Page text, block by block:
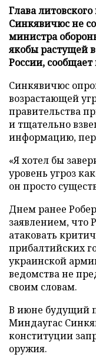
Глава
Синкявичюс не
министра
якобы растущей
России, сообщает
Синкявичюс
возрастающей
правительства
и тщательно
информацию,
«Я хотел бы
уровень угроз
он просто
Днем ранее
заявлением, что
атаковать
прибалтийских
украинской
ведомства не
своим словам.
В июне будущий
Миндаугас
конституции
оружия.